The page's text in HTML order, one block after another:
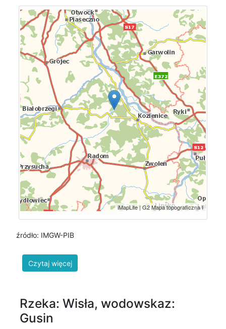
źródło: IMGW-PIB
Rzeka: Wisła, wodowskaz:
Gusin